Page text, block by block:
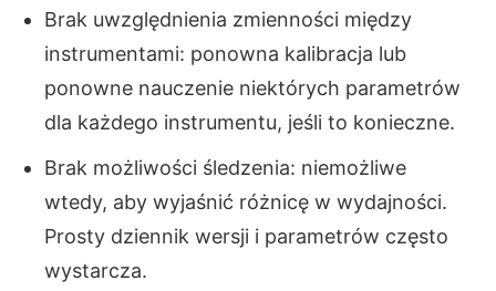
Brak uwzględnienia zmienności między
instrumentami: ponowna kalibracja lub
ponowne nauczenie niektórych parametrów
dla każdego instrumentu, jeśli to konieczne.
Brak możliwości śledzenia: niemożliwe
wtedy, aby wyjaśnić różnicę w wydajności.
Prosty dziennik wersji i parametrów często
wystarcza.